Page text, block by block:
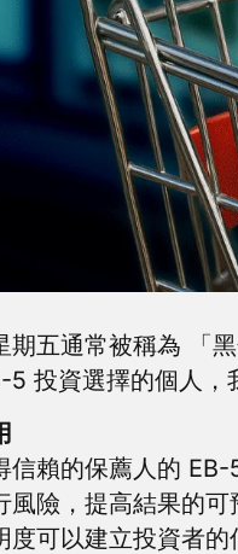
五通常被稱為 「
投資選擇的個人，
信賴的保薦人的
風險，提高結果的
可以建立投資者的